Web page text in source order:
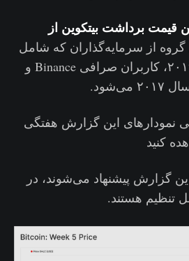
قیمت برداشت بیتکوین از
گروه از سرمایه‌گذاران که شامل
سرمایه‌گذاران سال ۲۰۱۹، کاربران صرافی Binance و
نمودارهای این گزارش هفتگی
کنید
گزارش پیشنهاد می‌شوند، در
تنظیم هستند.